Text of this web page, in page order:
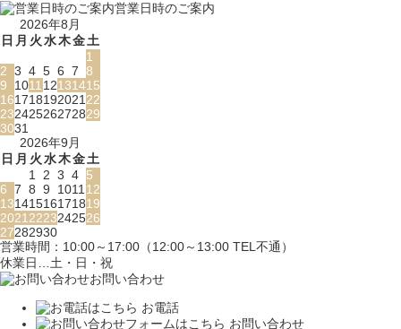
営業日時のご案内
2026年8月
日 月 火水木金土
1
2 3 4 5 6 7 8
9
101112131415
16171819202122
23242526272829
3031
2026年9月
日 月 火水木金土
1 2 3 4 5
6 7 8 9 101112
13141516171819
20212223242526
27282930
営業時間：10:00～17:00（12:00～13:00 TEL不通）
休業日…土・日・祝
お問い合わせ
お電話
お問い合わせ